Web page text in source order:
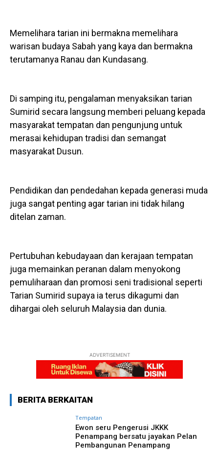
Memelihara tarian ini bermakna memelihara
warisan budaya Sabah yang kaya dan bermakna
terutamanya Ranau dan Kundasang.
Di samping itu, pengalaman menyaksikan tarian
Sumirid secara langsung memberi peluang kepada
masyarakat tempatan dan pengunjung untuk
merasai kehidupan tradisi dan semangat
masyarakat Dusun.
Pendidikan dan pendedahan kepada generasi muda
juga sangat penting agar tarian ini tidak hilang
ditelan zaman.
Pertubuhan kebudayaan dan kerajaan tempatan
juga memainkan peranan dalam menyokong
pemuliharaan dan promosi seni tradisional seperti
Tarian Sumirid supaya ia terus dikagumi dan
dihargai oleh seluruh Malaysia dan dunia.
ADVERTISEMENT
BERITA BERKAITAN
Tempatan
Ewon seru Pengerusi JKKK
Penampang bersatu jayakan Pelan
Pembangunan Penampang